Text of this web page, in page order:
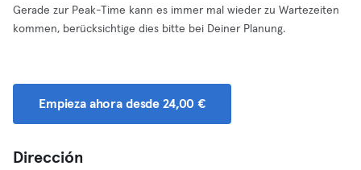
Gerade zur Peak-Time kann es immer mal wieder zu Wartezeiten
kommen, berücksichtige dies bitte bei Deiner Planung.
Empieza ahora desde 24,00 €
Dirección